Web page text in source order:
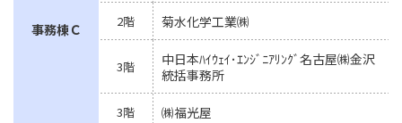
事務棟Ｃ 2階 菊水化学工業㈱
3階
中日本ﾊｲｳｪｲ･ｴﾝｼﾞﾆｱﾘﾝｸﾞ名古屋㈱金沢
統括事務所
3階 ㈱福光屋